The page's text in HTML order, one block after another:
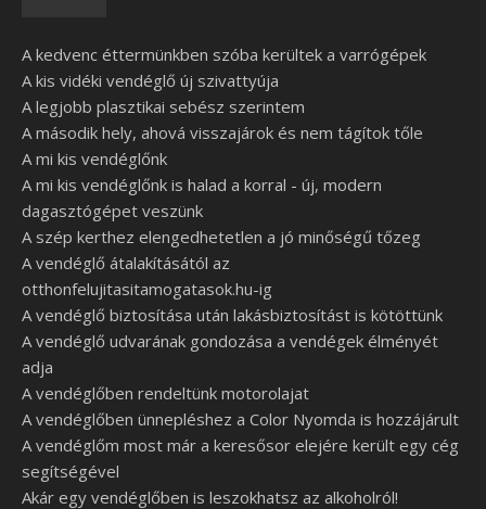
A kedvenc éttermünkben szóba kerültek a varrógépek
A kis vidéki vendéglő új szivattyúja
A legjobb plasztikai sebész szerintem
A második hely, ahová visszajárok és nem tágítok tőle
A mi kis vendéglőnk
A mi kis vendéglőnk is halad a korral - új, modern
dagasztógépet veszünk
A szép kerthez elengedhetetlen a jó minőségű tőzeg
A vendéglő átalakításától az
otthonfelujitasitamogatasok.hu-ig
A vendéglő biztosítása után lakásbiztosítást is kötöttünk
A vendéglő udvarának gondozása a vendégek élményét
adja
A vendéglőben rendeltünk motorolajat
A vendéglőben ünnepléshez a Color Nyomda is hozzájárult
A vendéglőm most már a keresősor elejére került egy cég
segítségével
Akár egy vendéglőben is leszokhatsz az alkoholról!